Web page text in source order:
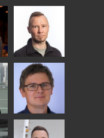
Mar
Garrido
Jukka
Immonen
HEAT
TREATMENT
SOLUTIONS
- GLASTON
Gennadi
Schadrin